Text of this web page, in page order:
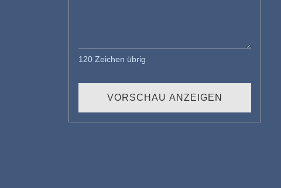
120 Zeichen übrig
VORSCHAU ANZEIGEN